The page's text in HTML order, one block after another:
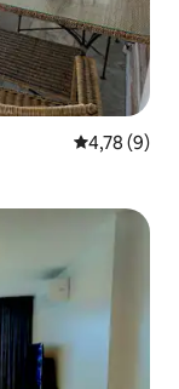
Évaluation
4,78 (9)